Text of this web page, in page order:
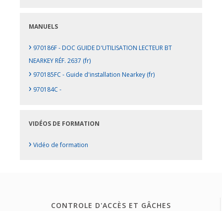
MANUELS
› 970186F - DOC GUIDE D'UTILISATION LECTEUR BT
NEARKEY RÉF. 2637 (fr)
› 970185FC - Guide d'installation Nearkey (fr)
› 970184C -
VIDÉOS DE FORMATION
› Vidéo de formation
CONTROLE D'ACCÈS ET GÂCHES